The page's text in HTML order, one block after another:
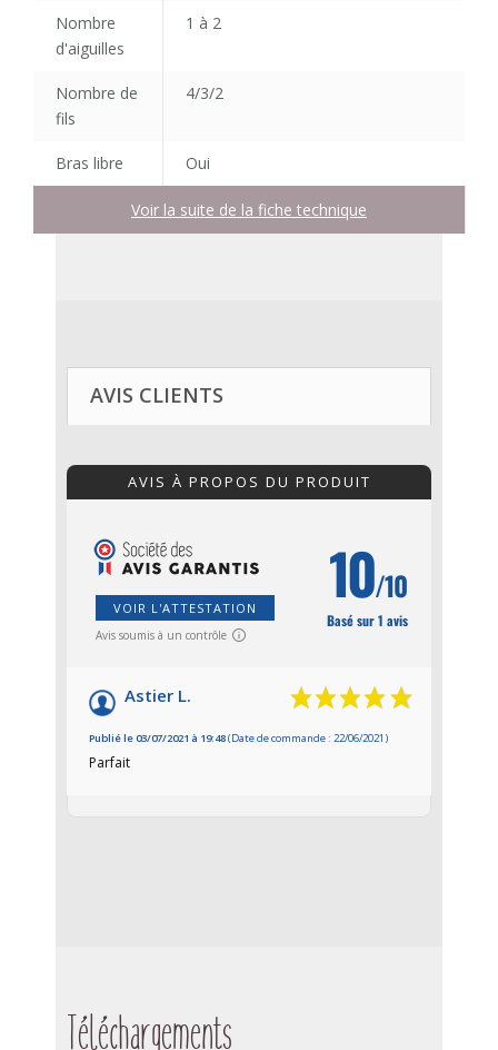
Nombre
d'aiguilles
1 à 2
Nombre de
fils
4/3/2
Bras libre Oui
Voir la suite de la fiche technique
AVIS CLIENTS
AVIS À PROPOS DU PRODUIT
VOIR L'ATTESTATION
Avis soumis à un contrôle
10/10
Basé sur 1 avis
Astier L.
Publié le 03/07/2021 à 19:48(Date de commande : 22/06/2021)
Parfait
Téléchargements